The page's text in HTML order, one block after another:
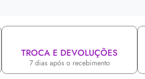
TROCA E DEVOLUÇÕES
7 dias após o recebimento